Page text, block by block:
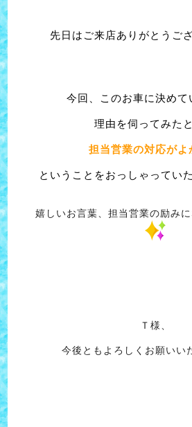
先日はご来店ありがとうご
今回、このお車に決めて
理由を伺ってみた
担当営業の対応がよ
ということをおっしゃってい
嬉しいお言葉、担当営業の励み
Ｔ様、
今後ともよろしくお願いい